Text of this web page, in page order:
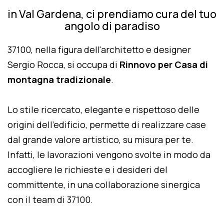
in Val Gardena, ci prendiamo cura del tuo
angolo di paradiso
37100, nella figura dell'architetto e designer
Sergio Rocca, si occupa di Rinnovo per Casa di
montagna tradizionale.
Lo stile ricercato, elegante e rispettoso delle
origini dell'edificio, permette di realizzare case
dal grande valore artistico, su misura per te.
Infatti, le lavorazioni vengono svolte in modo da
accogliere le richieste e i desideri del
committente, in una collaborazione sinergica
con il team di 37100.